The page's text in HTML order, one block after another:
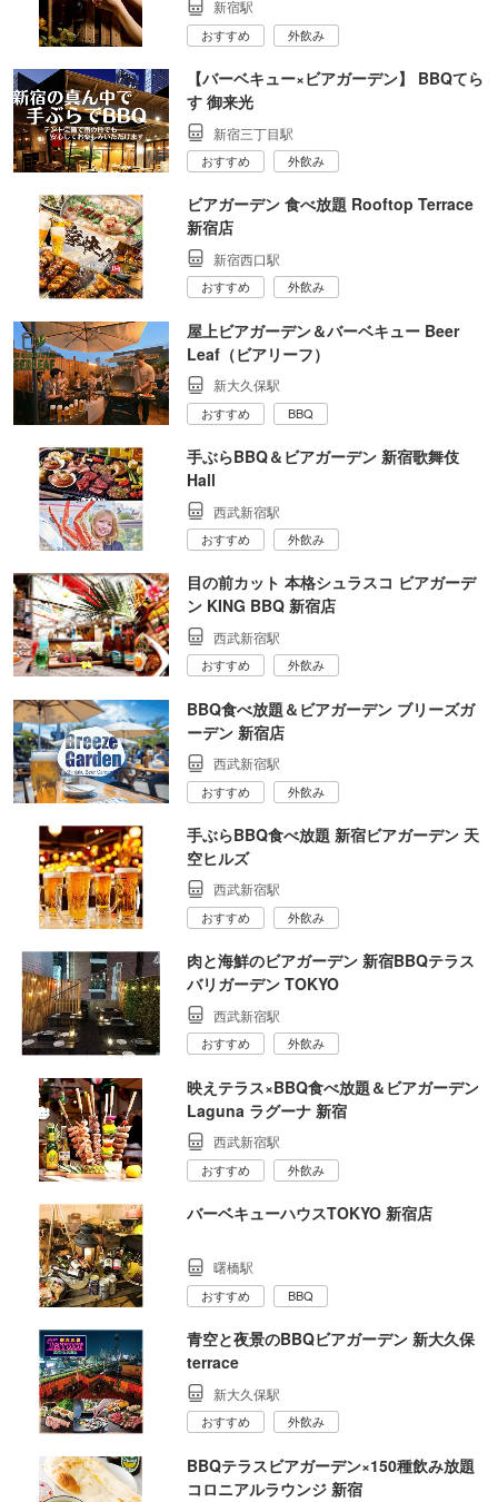
新宿駅
おすすめ 外飲み
【バーベキュー×ビアガーデン】 BBQてら
す 御来光
新宿三丁目駅
おすすめ 外飲み
ビアガーデン 食べ放題 Rooftop Terrace
新宿店
新宿西口駅
おすすめ 外飲み
屋上ビアガーデン＆バーベキュー Beer
Leaf（ビアリーフ）
新大久保駅
おすすめ BBQ
手ぶらBBQ＆ビアガーデン 新宿歌舞伎
Hall
西武新宿駅
おすすめ 外飲み
目の前カット 本格シュラスコ ビアガーデ
ン KING BBQ 新宿店
西武新宿駅
おすすめ 外飲み
BBQ食べ放題＆ビアガーデン ブリーズガ
ーデン 新宿店
西武新宿駅
おすすめ 外飲み
手ぶらBBQ食べ放題 新宿ビアガーデン 天
空ヒルズ
西武新宿駅
おすすめ 外飲み
肉と海鮮のビアガーデン 新宿BBQテラス
バリガーデン TOKYO
西武新宿駅
おすすめ 外飲み
映えテラス×BBQ食べ放題＆ビアガーデン
Laguna ラグーナ 新宿
西武新宿駅
おすすめ 外飲み
バーベキューハウスTOKYO 新宿店
曙橋駅
おすすめ BBQ
青空と夜景のBBQビアガーデン 新大久保
terrace
新大久保駅
おすすめ 外飲み
BBQテラスビアガーデン×150種飲み放題
コロニアルラウンジ 新宿